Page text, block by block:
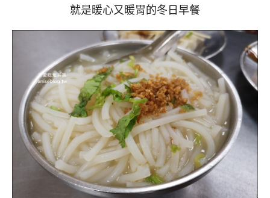
就是暖心又暖胃的冬日早餐